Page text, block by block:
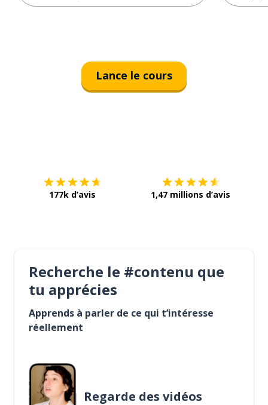
Lance le cours
177k d’avis 1,47 millions d’avis
Recherche le #contenu que
tu apprécies
Apprends à parler de ce qui t’intéresse
réellement
Regarde des vidéos